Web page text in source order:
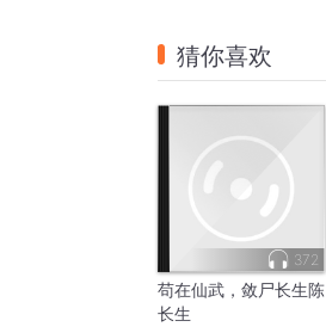
猜你喜欢
372
苟在仙武，敛尸长生陈
长生